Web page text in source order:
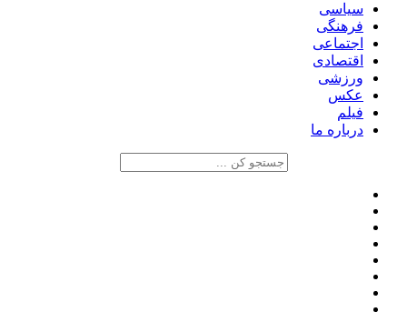
سیاسی
فرهنگی
اجتماعی
اقتصادی
ورزشی
عکس
فیلم
درباره ما